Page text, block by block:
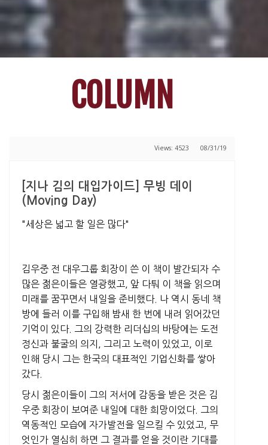
COLUMN
Views: 4523 08/31/19
[지나 김의 대입가이드] 무빙 데이
(Moving Day)
"세상은 넓고 할 일은 많다"
김우중 전 대우그룹 회장이 쓴 이 책이 발간되자 수
많은 젊은이들은 열광했고, 앞 다퉈 이 책을 읽으며
미래를 꿈꾸면서 내일을 준비했다. 나 역시 동네 책
방에 들러 이를 구입해 밤새 한 번에 내려 읽어갔던
기억이 있다. 그의 강력한 리더십의 바탕에는 도전
정신과 불굴의 의지, 그리고 노력이 있었고, 이로
인해 당시 그는 한국의 대표적인 기업신화를 쌓아
갔다.
당시 젊은이들이 그의 저서에 감동을 받은 것은 김
우중 회장이 보여준 내일에 대한 희망이었다. 그의
역동적인 모습에 자가발전을 일으킬 수 있었고, 무
엇인가 열심히 하면 그 결과를 얻을 것이란 기대를